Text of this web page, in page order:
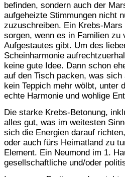
befinden, sondern auch der
aufgeheizte Stimmungen nicht
zuzuschreiben. Ein Krebs-
sorgen, wenn es in Familien zu
Aufgestautes gibt. Um des
Scheinharmonie
keine gute Idee. Dann schon
auf den Tisch packen, was
kein Teppich mehr wölbt, unter
echte Harmonie und wohlige
Die starke Krebs-Betonung,
alles gut, was im weitesten
sich die Energien darauf
oder auch fürs Heimatland zu
Element. Ein Neumond im 1.
gesellschaftliche und/oder